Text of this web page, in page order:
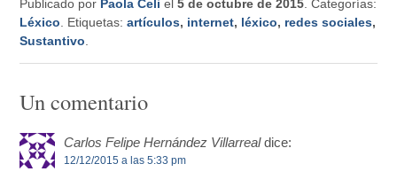
Publicado por Paola Celi el5 de octubre de 2015 . Categorías:
Léxico . Etiquetas:artículos, internet, léxico, redes sociales,
Sustantivo
Un comentario
Carlos Felipe Hernández Villarreal dice:
12/12/2015 a las 5:33 pm